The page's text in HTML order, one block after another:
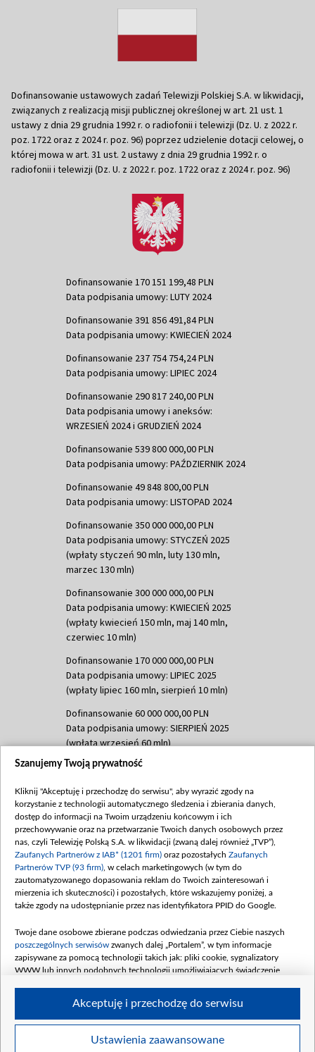
Dofinansowanie ustawowych zadań Telewizji Polskiej S.A. w likwidacji,
związanych z realizacją misji publicznej określonej w art. 21 ust. 1
ustawy z dnia 29 grudnia 1992 r. o radiofonii i telewizji (Dz. U. z 2022 r.
poz. 1722 oraz z 2024 r. poz. 96) poprzez udzielenie dotacji celowej, o
której mowa w art. 31 ust. 2 ustawy z dnia 29 grudnia 1992 r. o
radiofonii i telewizji (Dz. U. z 2022 r. poz. 1722 oraz z 2024 r. poz. 96)
Dofinansowanie 170 151 199,48 PLN
Data podpisania umowy: LUTY 2024
Dofinansowanie 391 856 491,84 PLN
Data podpisania umowy: KWIECIEŃ 2024
Dofinansowanie 237 754 754,24 PLN
Data podpisania umowy: LIPIEC 2024
Dofinansowanie 290 817 240,00 PLN
Data podpisania umowy i aneksów:
WRZESIEŃ 2024 i GRUDZIEŃ 2024
Dofinansowanie 539 800 000,00 PLN
Data podpisania umowy: PAŹDZIERNIK 2024
Dofinansowanie 49 848 800,00 PLN
Data podpisania umowy: LISTOPAD 2024
Dofinansowanie 350 000 000,00 PLN
Data podpisania umowy: STYCZEŃ 2025
(wpłaty styczeń 90 mln, luty 130 mln,
marzec 130 mln)
Dofinansowanie 300 000 000,00 PLN
Data podpisania umowy: KWIECIEŃ 2025
(wpłaty kwiecień 150 mln, maj 140 mln,
czerwiec 10 mln)
Dofinansowanie 170 000 000,00 PLN
Data podpisania umowy: LIPIEC 2025
(wpłaty lipiec 160 mln, sierpień 10 mln)
Dofinansowanie 60 000 000,00 PLN
Data podpisania umowy: SIERPIEŃ 2025
(wpłata wrzesień 60 mln)
Dofinansowanie 635 783 051,21 PLN
(wpłata wrzesień 100 mln, październik 350
mln, listopad 265 mln)
Dofinansowanie 48 862 000,00 PLN
Data podpisania umowy: GRUDZIEŃ 2025
(wpłata grudzień 60,548 mln)
Dofinansowanie 900 000 000,00 PLN
Data podpisania umowy: LUTY 2026 (wpłata
kwiecień 180 mln, 7 maja 180 mln, 8
czerwca 90 mln)
Dofinansowanie 250 000 000,00 PLN
4 sierpnia 250 mln
Szanujemy Twoją prywatność
Kliknij "Akceptuję i przechodzę do serwisu", aby wyrazić zgody na
korzystanie z technologii automatycznego śledzenia i zbierania danych,
dostęp do informacji na Twoim urządzeniu końcowym i ich
przechowywanie oraz na przetwarzanie Twoich danych osobowych przez
nas, czyli Telewizję Polską S.A. w likwidacji (zwaną dalej również „TVP”),
Zaufanych Partnerów z IAB* (1201 firm) oraz pozostałych Zaufanych
Partnerów TVP (93 firm) , w celach marketingowych (w tym do
zautomatyzowanego dopasowania reklam do Twoich zainteresowań i
mierzenia ich skuteczności) i pozostałych, które wskazujemy poniżej, a
także zgody na udostępnianie przez nas identyfikatora PPID do Google.
Twoje dane osobowe zbierane podczas odwiedzania przez Ciebie naszych
poszczególnych serwisów zwanych dalej „Portalem”, w tym informacje
zapisywane za pomocą technologii takich jak: pliki cookie, sygnalizatory
WWW lub innych podobnych technologii umożliwiających świadczenie
Twoje dane osobowe zbierane podczas odwiedzania przez Ciebie
Ustawienia zaawansowane
Akceptuję i przechodzę do serwisu